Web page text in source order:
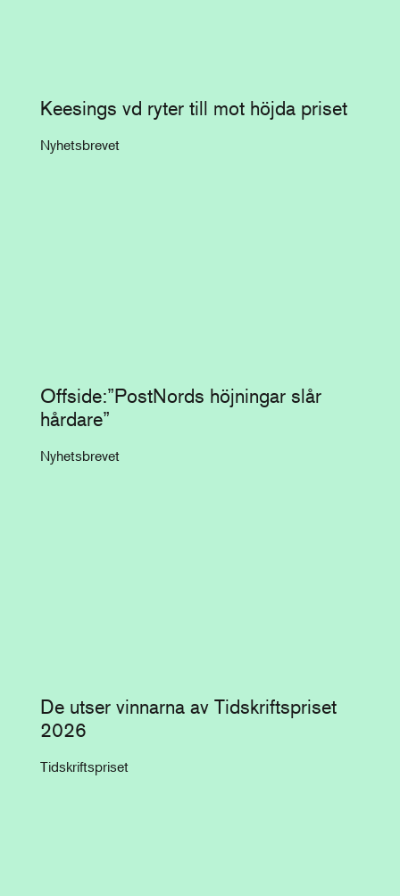
Keesings vd ryter till mot höjda priset
Nyhetsbrevet
Offside:”PostNords höjningar slår
hårdare”
Nyhetsbrevet
De utser vinnarna av Tidskriftspriset
2026
Tidskriftspriset